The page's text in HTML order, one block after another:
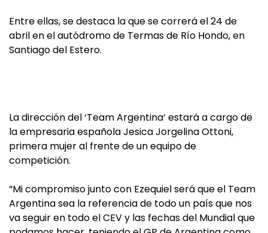
Entre ellas, se destaca la que se correrá el 24 de
abril en el autódromo de Termas de Río Hondo, en
Santiago del Estero.
La dirección del ‘Team Argentina‘ estará a cargo de
la empresaria española Jesica Jorgelina Ottoni,
primera mujer al frente de un equipo de
competición.
“Mi compromiso junto con Ezequiel será que el Team
Argentina sea la referencia de todo un país que nos
va seguir en todo el CEV y las fechas del Mundial que